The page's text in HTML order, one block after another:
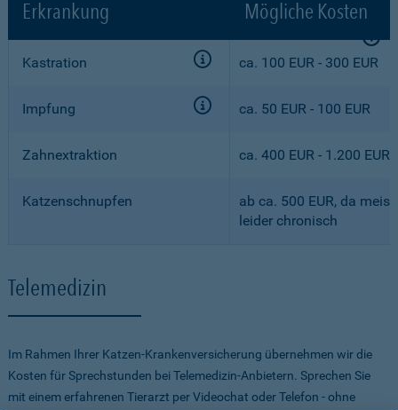
Erkrankung Mögliche Kosten
Kastration ca. 100 EUR - 300 EUR
Impfung ca. 50 EUR - 100 EUR
Zahnextraktion ca. 400 EUR - 1.200 EUR
Katzenschnupfen
ab ca. 500 EUR, da
leider chronisch
Telemedizin
Im Rahmen Ihrer Katzen-Krankenversicherung übernehmen wir die
Kosten für Sprechstunden bei Telemedizin-Anbietern. Sprechen Sie
mit einem erfahrenen Tierarzt per Videochat oder Telefon - ohne